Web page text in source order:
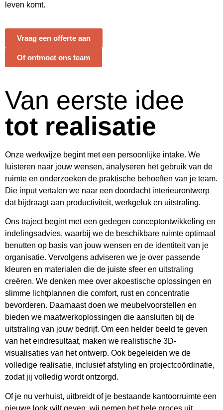
leven komt.
Vraag een offerte aan
Of ontmoet ons team
Van eerste idee
tot realisatie
Onze werkwijze begint met een persoonlijke intake. We
luisteren naar jouw wensen, analyseren het gebruik van de
ruimte en onderzoeken de praktische behoeften van je team.
Die input vertalen we naar een doordacht interieurontwerp
dat bijdraagt aan productiviteit, werkgeluk en uitstraling.
Ons traject begint met een gedegen conceptontwikkeling en
indelingsadvies, waarbij we de beschikbare ruimte optimaal
benutten op basis van jouw wensen en de identiteit van je
organisatie. Vervolgens adviseren we je over passende
kleuren en materialen die de juiste sfeer en uitstraling
creëren. We denken mee over akoestische oplossingen en
slimme lichtplannen die comfort, rust en concentratie
bevorderen. Daarnaast doen we meubelvoorstellen en
bieden we maatwerkoplossingen die aansluiten bij de
uitstraling van jouw bedrijf. Om een helder beeld te geven
van het eindresultaat, maken we realistische 3D-
visualisaties van het ontwerp. Ook begeleiden we de
volledige realisatie, inclusief afstyling en projectcoördinatie,
zodat jij volledig wordt ontzorgd.
Of je nu verhuist, uitbreidt of je bestaande kantoorruimte een
nieuwe look wilt geven, wij nemen het hele proces uit